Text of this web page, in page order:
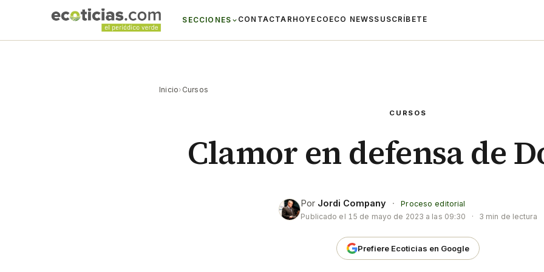
SECCIONES CONTACTAR HOYECO ECO NEWSSUSCRÍBETE
Inicio› Cursos
CURSOS
Clamor en defensa de
Por Jordi Company ·
Proceso editorial
Publicado el 15 de mayo de 2023 a las 09:30 · 3 min de lectura
Prefiere Ecoticias en Google